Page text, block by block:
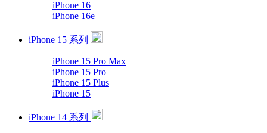
iPhone 16
iPhone 16e
iPhone 15 系列
iPhone 15 Pro Max
iPhone 15 Pro
iPhone 15 Plus
iPhone 15
iPhone 14 系列